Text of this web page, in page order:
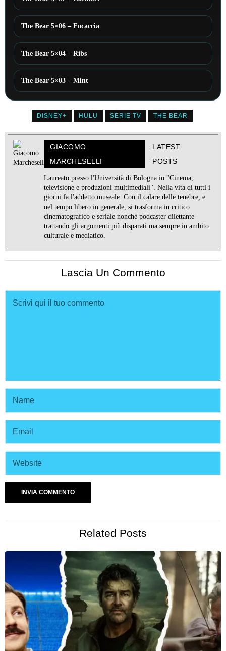
The Bear 5×06 – Focaccia
The Bear 5×04 – Ribs
The Bear 5×03 – Mint
DISNEY+ HULU SERIE TV THE BEAR
GIACOMO
MARCHESELLI
LATEST
POSTS
Laureato presso l'Università di Bologna in "Cinema,
televisione e produzioni multimediali". Nella vita di tutti i
giorni fa l'addetto museale. Con il calare delle tenebre, e
nel tempo libero in generale, si trasforma in critico
cinematografico e seriale nonché podcaster dilettante
trattando gli argomenti più disparati ma sempre in ambito
culturale e mediatico.
Lascia Un Commento
Related Posts